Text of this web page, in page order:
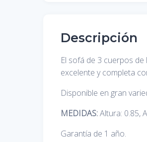
Descripción
El sofá de 3 cuerpos
excelente y completa
Disponible en gran
MEDIDAS:Altura: 0.85,
Garantía de 1 año.